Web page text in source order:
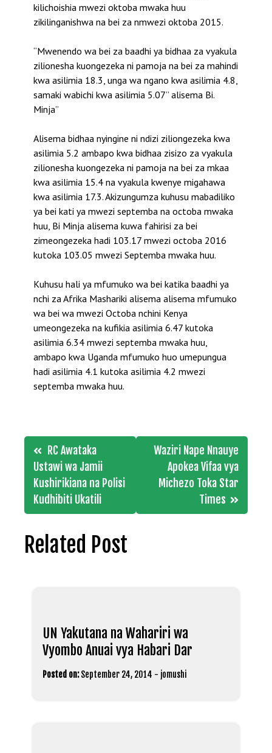
kilichoishia mwezi oktoba mwaka huu
zikilinganishwa na bei za nmwezi oktoba 2015.
“Mwenendo wa bei za baadhi ya bidhaa za vyakula
zilionesha kuongezeka ni pamoja na bei za mahindi
kwa asilimia 18.3, unga wa ngano kwa asilimia 4.8,
samaki wabichi kwa asilimia 5.07” alisema Bi.
Minja”
Alisema bidhaa nyingine ni ndizi ziliongezeka kwa
asilimia 5.2 ambapo kwa bidhaa zisizo za vyakula
zilionesha kuongezeka ni pamoja na bei za mkaa
kwa asilimia 15.4 na vyakula kwenye migahawa
kwa asilimia 17.3. Akizungumza kuhusu mabadiliko
ya bei kati ya mwezi septemba na octoba mwaka
huu, Bi Minja alisema kuwa fahirisi za bei
zimeongezeka hadi 103.17 mwezi octoba 2016
kutoka 103.05 mwezi Septemba mwaka huu.
Kuhusu hali ya mfumuko wa bei katika baadhi ya
nchi za Afrika Mashariki alisema alisema mfumuko
wa bei wa mwezi Octoba nchini Kenya
umeongezeka na kufikia asilimia 6.47 kutoka
asilimia 6.34 mwezi septemba mwaka huu,
ambapo kwa Uganda mfumuko huo umepungua
hadi asilimia 4.1 kutoka asilimia 4.2 mwezi
septemba mwaka huu.
Post
navigation
RC Awataka
Ustawi wa Jamii
Kushirikiana na Polisi
Kudhibiti Ukatili
Waziri Nape Nnauye
Apokea Vifaa vya
Michezo Toka Star
Times
Related Post
UN Yakutana na Wahariri wa
Vyombo Anuai vya Habari Dar
Posted on: September 24, 2014 - jomushi